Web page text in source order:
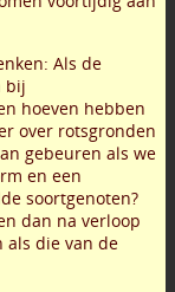
Als de
bij
hoeven hebben
over rotsgronden
gebeuren als we
en een
soortgenoten?
dan na verloop
als die van de